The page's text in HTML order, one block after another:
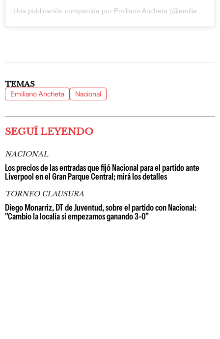
TEMAS
Emiliano Ancheta Nacional
SEGUÍ LEYENDO
NACIONAL
Los precios de las entradas que fijó Nacional para el partido ante
Liverpool en el Gran Parque Central; mirá los detalles
TORNEO CLAUSURA
Diego Monarriz, DT de Juventud, sobre el partido con Nacional:
"Cambio la localía si empezamos ganando 3-0"